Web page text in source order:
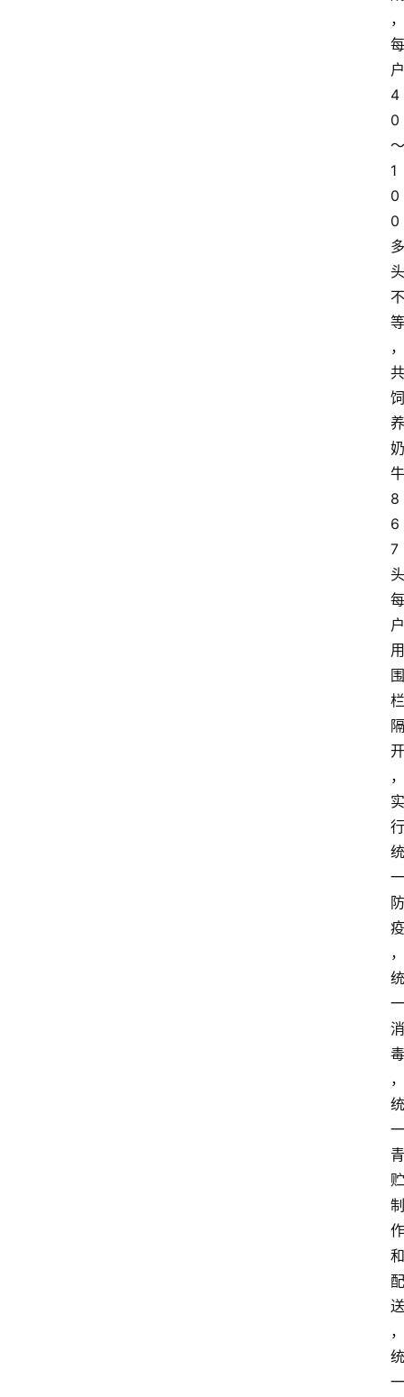
，
每
户
4
0
～
1
0
0
多
头
不
等
，
共
饲
养
奶
牛
8
6
7
头
每
户
用
围
栏
隔
开
，
实
行
统
一
防
疫
，
统
一
消
毒
，
统
一
青
贮
制
作
和
配
送
，
统
一